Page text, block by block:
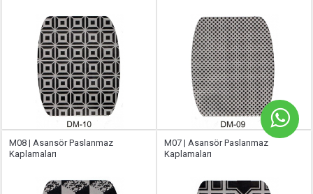
M08 | Asansör Paslanmaz
Kaplamaları
M07 | Asansör Paslanmaz
Kaplamaları